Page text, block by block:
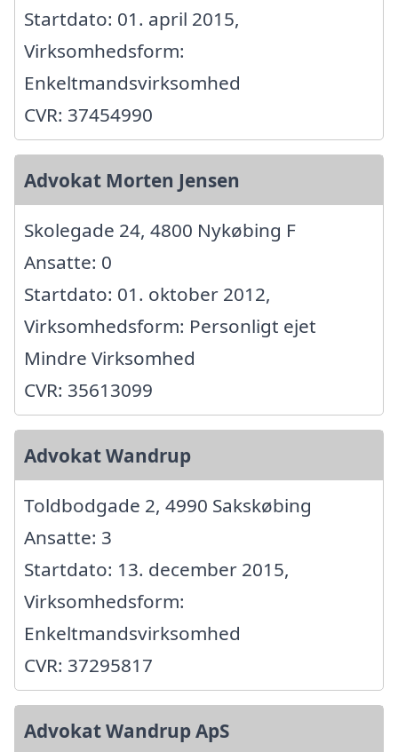
Startdato: 01. april 2015,
Virksomhedsform:
Enkeltmandsvirksomhed
CVR: 37454990
Advokat Morten Jensen
Skolegade 24, 4800 Nykøbing F
Ansatte: 0
Startdato: 01. oktober 2012,
Virksomhedsform: Personligt ejet
Mindre Virksomhed
CVR: 35613099
Advokat Wandrup
Toldbodgade 2, 4990 Sakskøbing
Ansatte: 3
Startdato: 13. december 2015,
Virksomhedsform:
Enkeltmandsvirksomhed
CVR: 37295817
Advokat Wandrup ApS